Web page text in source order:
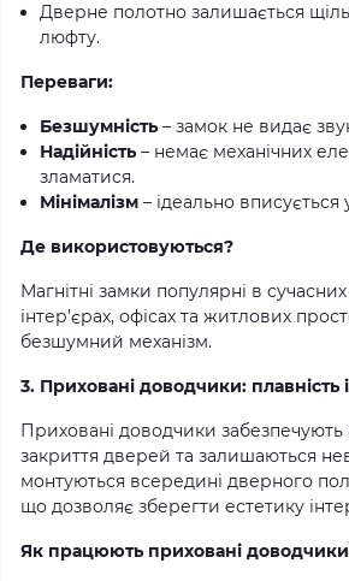
Дверне полотно залишається
люфту.
Переваги:
Безшумність – замок не видає
Надійність – немає механічних
зламатися.
Мінімалізм – ідеально
Де використовуються?
Магнітні замки популярні в
інтер’єрах, офісах та житлових
безшумний механізм.
3. Приховані доводчики: плавність
Приховані доводчики забезпечують
закриття дверей та залишаються
монтуються всередині дверного
що дозволяє зберегти естетику
Як працюють приховані